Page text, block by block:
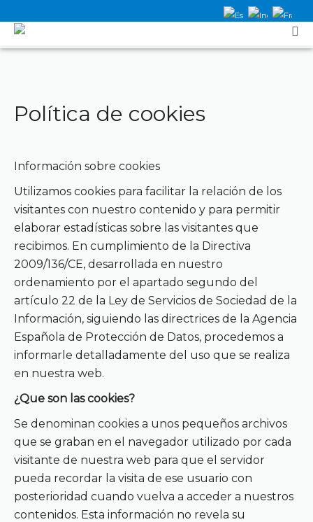
Política de cookies
Información sobre cookies
Utilizamos cookies para facilitar la relación de los
visitantes con nuestro contenido y para permitir
elaborar estadísticas sobre las visitantes que
recibimos. En cumplimiento de la Directiva
2009/136/CE, desarrollada en nuestro
ordenamiento por el apartado segundo del
artículo 22 de la Ley de Servicios de Sociedad de la
Información, siguiendo las directrices de la Agencia
Española de Protección de Datos, procedemos a
informarle detalladamente del uso que se realiza
en nuestra web.
¿Que son las cookies?
Se denominan cookies a unos pequeños archivos
que se graban en el navegador utilizado por cada
visitante de nuestra web para que el servidor
pueda recordar la visita de ese usuario con
posterioridad cuando vuelva a acceder a nuestros
contenidos. Esta información no revela su